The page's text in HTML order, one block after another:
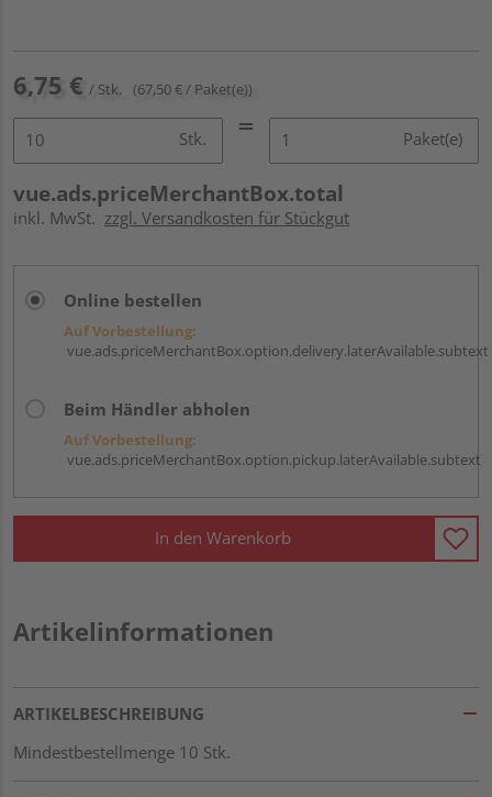
6,75 € / Stk. (67,50 € / Paket(e))
Stk. Paket(e)
vue.ads.priceMerchantBox.total
inkl. MwSt. zzgl. Versandkosten für Stückgut
Online bestellen
Auf Vorbestellung:
vue.ads.priceMerchantBox.option.delivery.laterAvailable.subtext
Beim Händler abholen
Auf Vorbestellung:
vue.ads.priceMerchantBox.option.pickup.laterAvailable.subtext
In den Warenkorb
Artikelinformationen
ARTIKELBESCHREIBUNG
Mindestbestellmenge 10 Stk.